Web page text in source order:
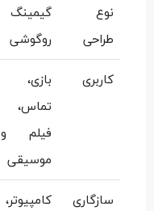
نوع
طراحی
گیمینگ
روگوشی
کاربری
بازی،
تماس،
فیلم و
موسیقی
سازگاری
کامپیوتر،